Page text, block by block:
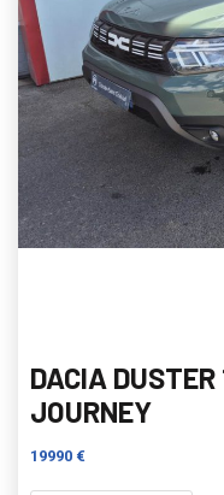
DACIA DUSTER
JOURNEY
19990 €